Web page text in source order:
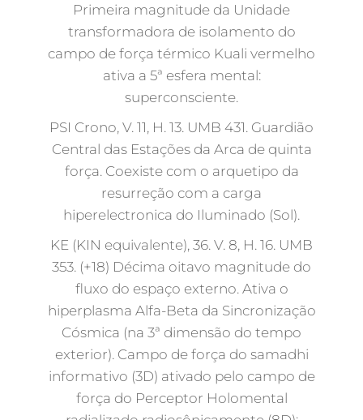
Primeira magnitude da Unidade
transformadora de isolamento do
campo de força térmico Kuali vermelho
ativa a 5ª esfera mental:
superconsciente.
PSI Crono, V. 11, H. 13. UMB 431. Guardião
Central das Estações da Arca de quinta
força. Coexiste com o arquetipo da
resurreção com a carga
hiperelectronica do Iluminado (Sol).
KE (KIN equivalente), 36. V. 8, H. 16. UMB
353. (+18) Décima oitavo magnitude do
fluxo do espaço externo. Ativa o
hiperplasma Alfa-Beta da Sincronização
Cósmica (na 3ª dimensão do tempo
exterior). Campo de força do samadhi
informativo (3D) ativado pelo campo de
força do Perceptor Holomental